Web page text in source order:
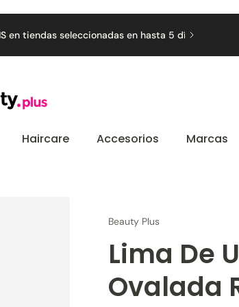
en hasta 5 días hábiles🚚
Haircare Accesorios Marcas
Beauty Plus
Lima De
Ovalada